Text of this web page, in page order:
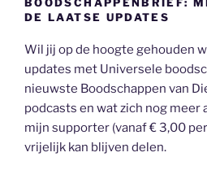
DE LAATSE UPDATES
Wil jij op de hoogte gehouden
updates met Universele
nieuwste Boodschappen van
podcasts en wat zich nog meer
mijn supporter (vanaf € 3,00
vrijelijk kan blijven delen.